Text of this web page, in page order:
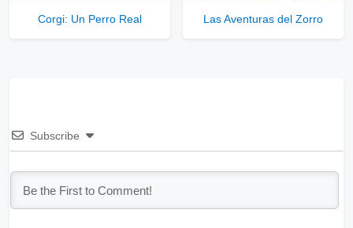
Corgi: Un Perro Real Las Aventuras del Zorro
Subscribe